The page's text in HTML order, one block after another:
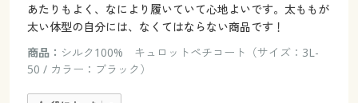
あたりもよく、なにより履いていて心地よいです。太ももが
太い体型の自分には、なくてはならない商品です！
商品： シルク100% キュロットペチコート（サイズ：3L-
50 / カラー：ブラック）